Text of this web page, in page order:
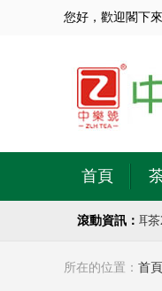
您好，歡迎閣下
首頁
滾動資訊：
茶莊，專注於古樹普洱茶20
所在的位置： 首頁